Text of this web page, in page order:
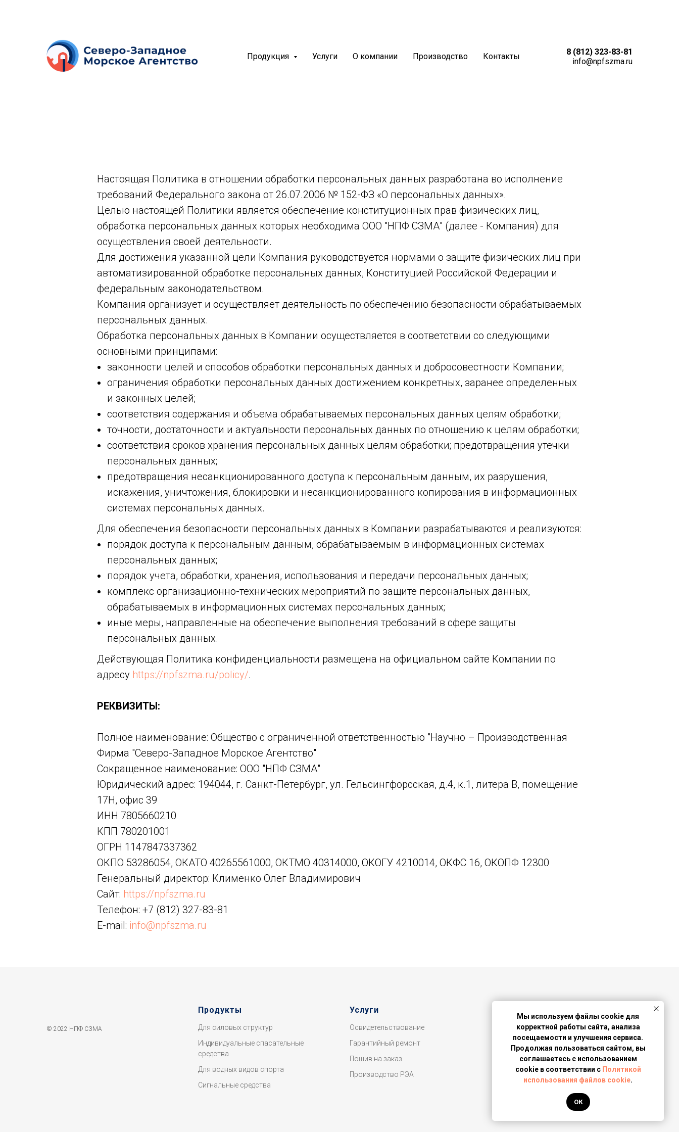
Продукция Услуги О компании Производство Контакты
8 (812) 323-83-81
info@npfszma.ru
Настоящая Политика в отношении обработки персональных данных разработана во исполнение
требований Федерального закона от 26.07.2006 № 152-ФЗ «О персональных данных».
Целью настоящей Политики является обеспечение конституционных прав физических лиц,
обработка персональных данных которых необходима ООО "НПФ СЗМА" (далее - Компания) для
осуществления своей деятельности.
Для достижения указанной цели Компания руководствуется нормами о защите физических лиц при
автоматизированной обработке персональных данных, Конституцией Российской Федерации и
федеральным законодательством.
Компания организует и осуществляет деятельность по обеспечению безопасности обрабатываемых
персональных данных.
Обработка персональных данных в Компании осуществляется в соответствии со следующими
основными принципами:
законности целей и способов обработки персональных данных и добросовестности Компании;
ограничения обработки персональных данных достижением конкретных, заранее определенных
и законных целей;
соответствия содержания и объема обрабатываемых персональных данных целям обработки;
точности, достаточности и актуальности персональных данных по отношению к целям обработки;
соответствия сроков хранения персональных данных целям обработки; предотвращения утечки
персональных данных;
предотвращения несанкционированного доступа к персональным данным, их разрушения,
искажения, уничтожения, блокировки и несанкционированного копирования в информационных
системах персональных данных.
Для обеспечения безопасности персональных данных в Компании разрабатываются и реализуются:
порядок доступа к персональным данным, обрабатываемым в информационных системах
персональных данных;
порядок учета, обработки, хранения, использования и передачи персональных данных;
комплекс организационно-технических мероприятий по защите персональных данных,
обрабатываемых в информационных системах персональных данных;
иные меры, направленные на обеспечение выполнения требований в сфере защиты
персональных данных.
Действующая Политика конфиденциальности размещена на официальном сайте Компании по
адресу https://npfszma.ru/policy/.
РЕКВИЗИТЫ:
Полное наименование: Общество с ограниченной ответственностью "Научно – Производственная
Фирма "Северо-Западное Морское Агентство"
Сокращенное наименование: ООО "НПФ СЗМА"
Юридический адрес: 194044, г. Санкт-Петербург, ул. Гельсингфорсская, д.4, к.1, литера В, помещение
17Н, офис 39
ИНН 7805660210
КПП 780201001
ОГРН 1147847337362
ОКПО 53286054, ОКАТО 40265561000, ОКТМО 40314000, ОКОГУ 4210014, ОКФС 16, ОКОПФ 12300
Генеральный директор: Клименко Олег Владимирович
Сайт: https://npfszma.ru
Телефон: +7 (812) 327-83-81
E-mail: info@npfszma.ru
© 2022 НПФ СЗМА
Продукты
Для силовых структур
Индивидуальные спасательные
средства
Для водных видов спорта
Сигнальные средства
Услуги
Освидетельствование
Гарантийный ремонт
Пошив на заказ
Производство РЭА
История
Демонстрация производства
Политика Cookies
Политика обработки персональных
данных
Мы используем файлы cookie для
корректной работы сайта, анализа
посещаемости и улучшения сервиса.
Продолжая пользоваться сайтом, вы
соглашаетесь с использованием
cookie в соответствии с Политикой
использования файлов cookie.
ОК